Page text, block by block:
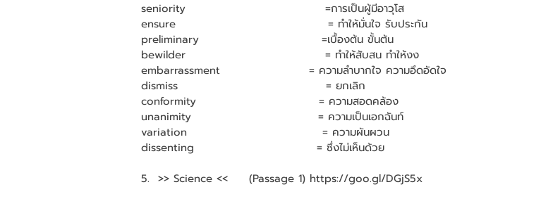
seniority                                 =การเป็นผู้มีอาวุโส
ensure                                    = ทำให้มั่นใจ รับประกัน
preliminary                             =เบื้องต้น ขั้นต้น
bewilder                                 = ทำให้สับสน ทำให้งง
embarrassment                     = ความลำบากใจ ความอึดอัดใจ
dismiss                                   = ยกเลิก
conformity                             = ความสอดคล้อง
unanimity                              = ความเป็นเอกฉันท์
variation                                = ความผันผวน
dissenting                             = ซึ่งไม่เห็นด้วย
5.  >> Science <<     (Passage 1) https://goo.gl/DGjS5x